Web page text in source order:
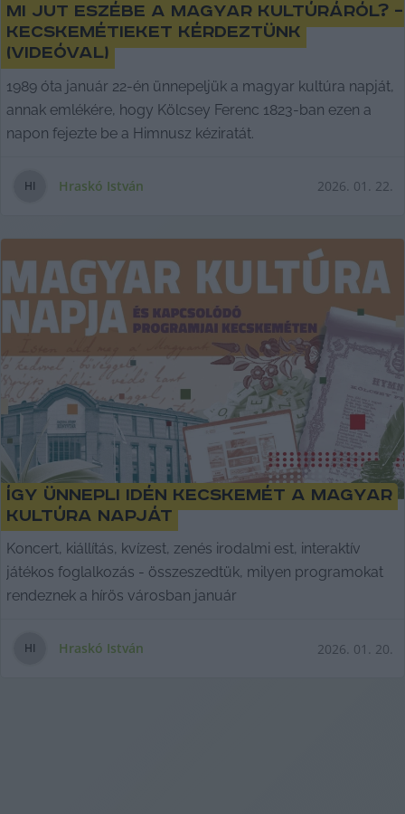
Mi jut eszébe a magyar kultúráról? –
kecskemétieket kérdeztünk
(videóval)
1989 óta január 22-én ünnepeljük a magyar kultúra napját,
annak emlékére, hogy Kölcsey Ferenc 1823-ban ezen a
napon fejezte be a Himnusz kéziratát.
HI Hraskó István 2026. 01. 22.
Így ünnepli idén Kecskemét a magyar
kultúra napját
Koncert, kiállítás, kvízest, zenés irodalmi est, interaktív
játékos foglalkozás - összeszedtük, milyen programokat
rendeznek a hírös városban január
HI Hraskó István 2026. 01. 20.